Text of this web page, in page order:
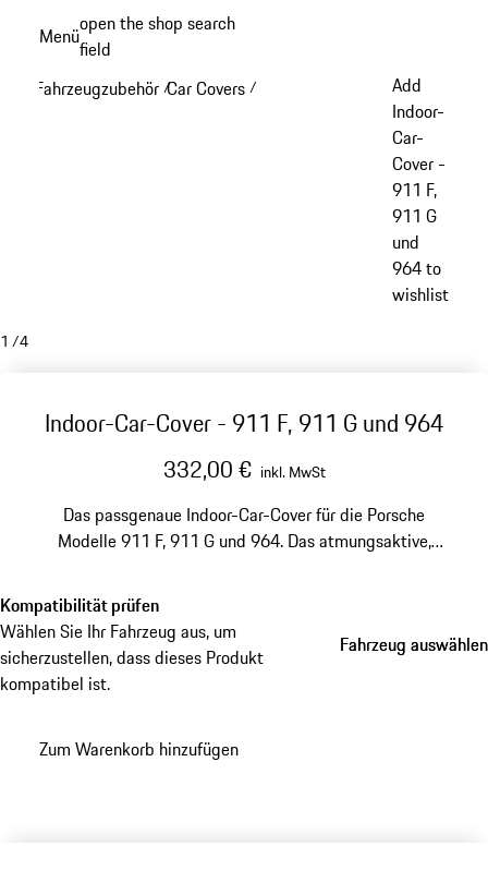
Hauptinhalt
Menüopen the shop search
field
Fahrzeugzubehör /Car Covers /
Add
Indoor-
Car-
Cover -
911 F,
911 G
und
964 to
wishlist
1 /4
Indoor-Car-Cover - 911 F, 911 G und 964
332,00 € inkl. MwSt
Das passgenaue Indoor-Car-Cover für die Porsche
Modelle 911 F, 911 G und 964. Das atmungsaktive,
bewahrt den Glanz Ihres Klassikers und schützt die
Karosserie dank beschichteter Innenseite vor Kratzern.
Nur für Fahrzeuge ohne Außenspiegel rechts und ohne
Spoiler.
Kompatibilität prüfen
Wählen Sie Ihr Fahrzeug aus, um
sicherzustellen, dass dieses Produkt
kompatibel ist.
Fahrzeug auswählen
Fahrzeug auswählen
Zum Warenkorb hinzufügen